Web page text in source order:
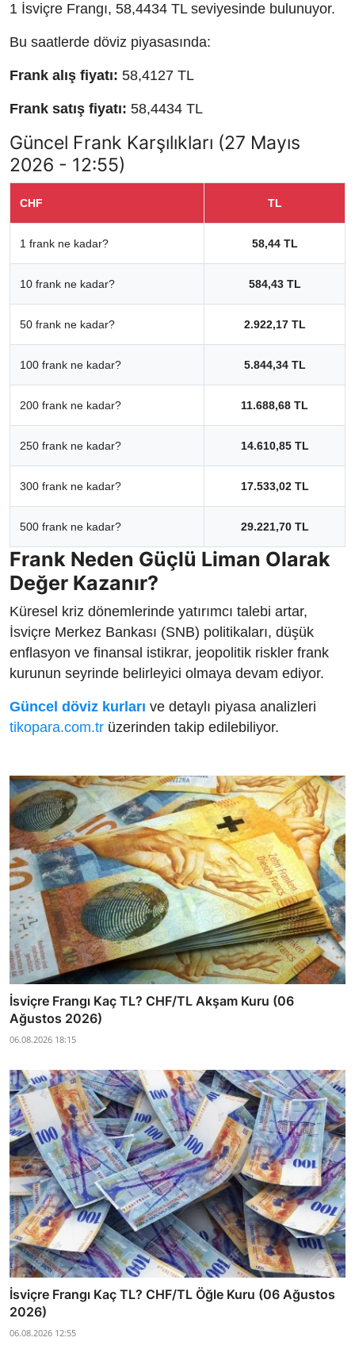
1 İsviçre Frangı, 58,4434 TL seviyesinde bulunuyor.
Bu saatlerde döviz piyasasında:
Frank alış fiyatı: 58,4127 TL
Frank satış fiyatı: 58,4434 TL
Güncel Frank Karşılıkları (27 Mayıs
2026 - 12:55)
CHF TL
1 frank ne kadar? 58,44 TL
10 frank ne kadar? 584,43 TL
50 frank ne kadar? 2.922,17 TL
100 frank ne kadar? 5.844,34 TL
200 frank ne kadar? 11.688,68 TL
250 frank ne kadar? 14.610,85 TL
300 frank ne kadar? 17.533,02 TL
500 frank ne kadar? 29.221,70 TL
Frank Neden Güçlü Liman Olarak
Değer Kazanır?
Küresel kriz dönemlerinde yatırımcı talebi artar,
İsviçre Merkez Bankası (SNB) politikaları, düşük
enflasyon ve finansal istikrar, jeopolitik riskler frank
kurunun seyrinde belirleyici olmaya devam ediyor.
Güncel döviz kurları ve detaylı piyasa analizleri
tikopara.com.tr üzerinden takip edilebiliyor.
İsviçre Frangı Kaç TL? CHF/TL Akşam Kuru (06
Ağustos 2026)
06.08.2026 18:15
İsviçre Frangı Kaç TL? CHF/TL Öğle Kuru (06 Ağustos
2026)
06.08.2026 12:55